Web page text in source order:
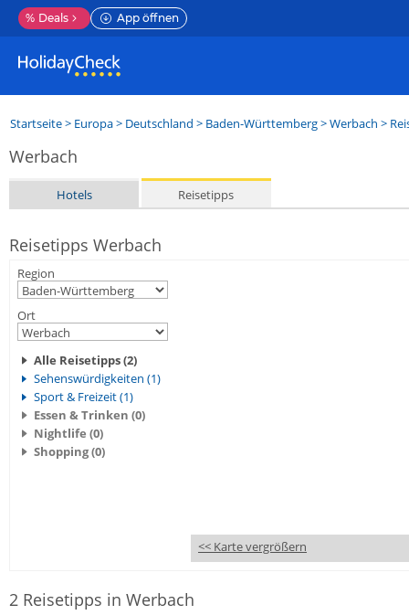
% Deals App öffnen
Startseite> Europa> Deutschland > Baden-Württemberg>Werbach >
Werbach
Hotels Reisetipps
Reisetipps Werbach
Region
Ort
Alle Reisetipps (2)
Sehenswürdigkeiten (1)
Sport & Freizeit (1)
Essen & Trinken (0)
Nightlife (0)
Shopping (0)
<< Karte vergrößern
2 Reisetipps in Werbach